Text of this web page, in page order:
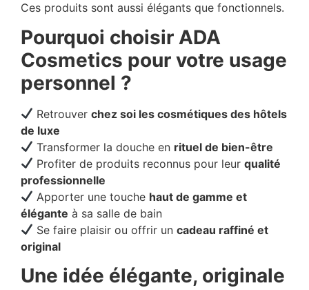
Ces produits sont aussi élégants que fonctionnels.
Pourquoi choisir ADA
Cosmetics pour votre usage
personnel ?
Retrouverchez soi les cosmétiques des hôtels
de luxe
Transformer la douche en rituel de bien-être
Profiter de produits reconnus pour leurqualité
professionnelle
Apporter une touche haut de gamme et
élégante à sa salle de bain
Se faire plaisir ou offrir uncadeau raffiné et
original
Une idée élégante, originale